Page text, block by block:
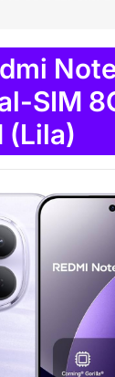
SIM
(Lila)